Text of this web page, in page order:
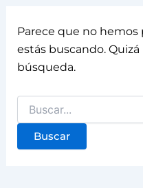
Parece que no
estás buscando.
búsqueda.